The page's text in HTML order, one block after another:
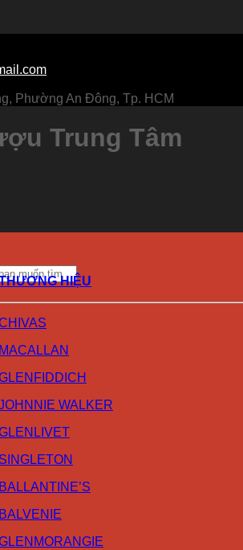
Phường An Đông, Tp. HCM
Trung Tâm
HIỆU
MACALLAN
WALKER
SINGLETON
BALLANTINE’S
BALVENIE